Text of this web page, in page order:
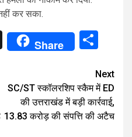
कर सका.
X Share
Next
SC/ST स्कॉलरशिप स्कैम में ED
की उत्तराखंड में बड़ी कार्रवाई,
13.83 करोड़ की संपत्ति की अटैच